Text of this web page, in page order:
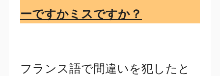
ーですかミスですか？
フランス語で間違いを犯したと